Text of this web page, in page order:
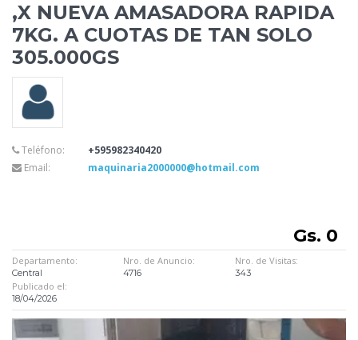
,X NUEVA AMASADORA RAPIDA
7KG. A CUOTAS DE TAN SOLO
305.000GS
Teléfono:
+595982340420
Email:
maquinaria2000000@hotmail.com
Gs. 0
Departamento:
Central
Nro. de Anuncio:
4716
Nro. de Visitas:
343
Publicado el:
18/04/2026